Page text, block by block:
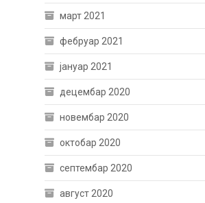
март 2021
фебруар 2021
јануар 2021
децембар 2020
новембар 2020
октобар 2020
септембар 2020
август 2020